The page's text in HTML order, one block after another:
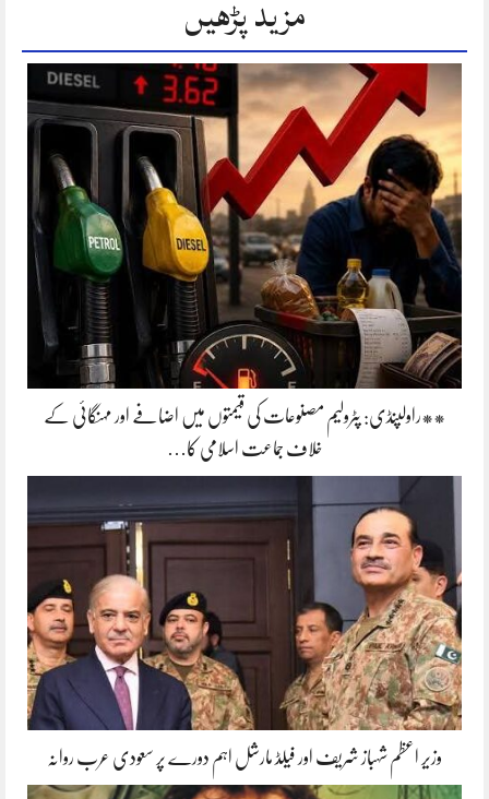
مزید پڑھیں
**راولپنڈی: پٹرولیم مصنوعات کی قیمتوں میں اضافے اور مہنگائی کے
خلاف جماعت اسلامی کا…
وزیر اعظم شہباز شریف اور فیلڈ مارشل اہم دورے پر سعودی عرب روانہ